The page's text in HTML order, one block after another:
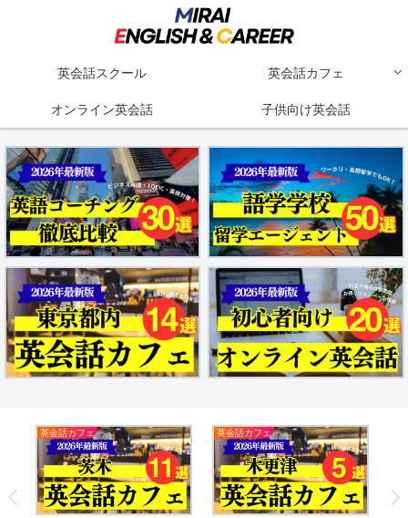
英会話スクール 英会話カフェ
オンライン英会話 子供向け英会話
英会話カフェ 英会話カフェ